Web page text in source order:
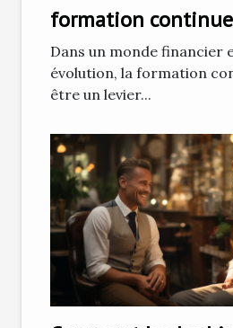
formation
secteur financier
Dans un monde financier
évolution, la formation
être un levier...